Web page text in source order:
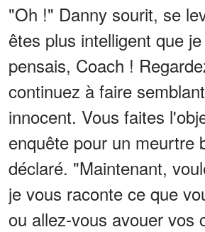
"Oh !" Danny sourit, se
êtes plus intelligent que
pensais, Coach !
continuez à faire
innocent. Vous faites
enquête pour un meurtre
déclaré. "Maintenant,
je vous raconte ce que
ou allez-vous avouer vos